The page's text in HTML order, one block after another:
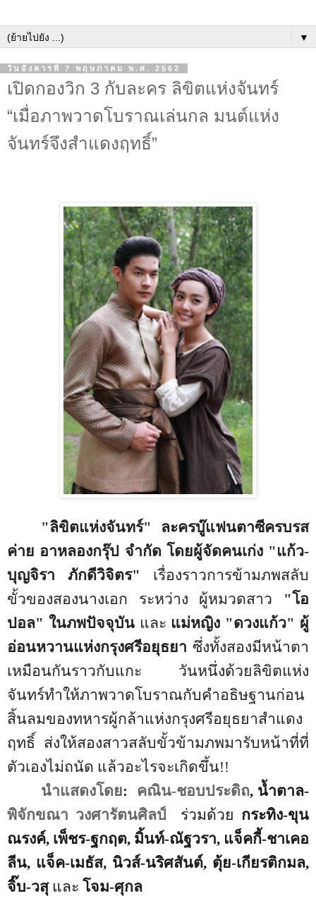
▼
วันอังคารที่ 7 พฤษภาคม พ.ศ. 2562
เปิดกองวิก 3 กับละคร ลิขิตแห่งจันทร์
“เมื่อภาพวาดโบราณเล่นกล มนต์แห่ง
จันทร์จึงสำแดงฤทธิ์”
"ลิขิตแห่งจันทร์"
ละครบู๊แฟนตาซีครบรส
ค่าย อาหลองกรุ๊ป จำกัด โดยผู้จัดคนเก่ง "แก้ว-
บุญจิรา ภักดีวิจิตร" เรื่องราวการข้ามภพสลับ
ขั้วของสองนางเอก ระหว่าง ผู้หมวดสาว "โอ
ปอล" ในภพปัจจุบันและ แม่หญิง "ดวงแก้ว" ผู้
อ่อนหวานแห่งกรุงศรีอยุธยา ซึ่งทั้งสองมีหน้าตา
เหมือนกันราวกับแกะ วันหนึ่งด้วยลิขิตแห่ง
จันทร์ทำให้ภาพวาดโบราณกับคำอธิษฐานก่อน
สิ้นลมของทหารผู้กล้าแห่งกรุงศรีอยุธยาสำแดง
ฤทธิ์ ส่งให้สองสาวสลับขั้วข้ามภพมารับหน้าที่ที่
ตัวเองไม่ถนัด แล้วอะไรจะเกิดขึ้น!!
นำแสดงโดย: คณิน-ชอบประดิถ, น้ำตาล-
พิจักขณา วงศารัตนศิลป์
ร่วมด้วย กระทิง-ขุน
ณรงค์, เพ็ชร-ฐกฤต, มิ้นท์-ณัฐวรา, แจ็คกี้-ชาเคอ
ลีน, แจ็ค-เมธัส, นิวส์-นริศสันต์, ตุ้ย-เกียรติกมล,
จิ๊บ-วสุ และ โจม-ศุกล